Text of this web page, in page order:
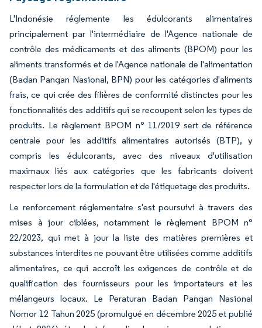
L'Indonésie réglemente les édulcorants alimentaires
principalement par l'intermédiaire de l'Agence nationale de
contrôle des médicaments et des aliments (BPOM) pour les
aliments transformés et de l'Agence nationale de l'alimentation
(Badan Pangan Nasional, BPN) pour les catégories d'aliments
frais, ce qui crée des filières de conformité distinctes pour les
fonctionnalités des additifs qui se recoupent selon les types de
produits. Le règlement BPOM n° 11/2019 sert de référence
centrale pour les additifs alimentaires autorisés (BTP), y
compris les édulcorants, avec des niveaux d'utilisation
maximaux liés aux catégories que les fabricants doivent
respecter lors de la formulation et de l'étiquetage des produits.
Le renforcement réglementaire s'est poursuivi à travers des
mises à jour ciblées, notamment le règlement BPOM n°
22/2023, qui met à jour la liste des matières premières et
substances interdites ne pouvant être utilisées comme additifs
alimentaires, ce qui accroît les exigences de contrôle et de
qualification des fournisseurs pour les importateurs et les
mélangeurs locaux. Le Peraturan Badan Pangan Nasional
Nomor 12 Tahun 2025 (promulgué en décembre 2025 et publié